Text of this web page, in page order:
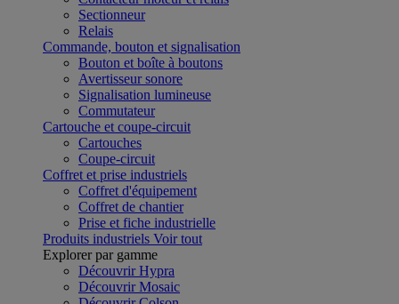
Sectionneur
Relais
Commande, bouton et signalisation
Bouton et boîte à boutons
Avertisseur sonore
Signalisation lumineuse
Commutateur
Cartouche et coupe-circuit
Cartouches
Coupe-circuit
Coffret et prise industriels
Coffret d'équipement
Coffret de chantier
Prise et fiche industrielle
Produits industriels Voir tout
Explorer par gamme
Découvrir Hypra
Découvrir Mosaic